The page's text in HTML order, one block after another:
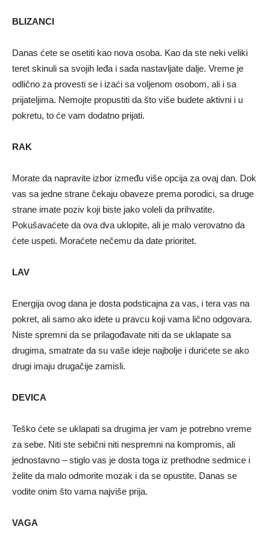
BLIZANCI
Danas ćete se osetiti kao nova osoba. Kao da ste neki veliki
teret skinuli sa svojih leđa i sada nastavljate dalje. Vreme je
odlično za provesti se i izaći sa voljenom osobom, ali i sa
prijateljima. Nemojte propustiti da što više budete aktivni i u
pokretu, to će vam dodatno prijati.
RAK
Morate da napravite izbor između više opcija za ovaj dan. Dok
vas sa jedne strane čekaju obaveze prema porodici, sa druge
strane imate poziv koji biste jako voleli da prihvatite.
Pokušavaćete da ova dva uklopite, ali je malo verovatno da
ćete uspeti. Moraćete nečemu da date prioritet.
LAV
Energija ovog dana je dosta podsticajna za vas, i tera vas na
pokret, ali samo ako idete u pravcu koji vama lično odgovara.
Niste spremni da se prilagođavate niti da se uklapate sa
drugima, smatrate da su vaše ideje najbolje i durićete se ako
drugi imaju drugačije zamisli.
DEVICA
Teško ćete se uklapati sa drugima jer vam je potrebno vreme
za sebe. Niti ste sebični niti nespremni na kompromis, ali
jednostavno – stiglo vas je dosta toga iz prethodne sedmice i
želite da malo odmorite mozak i da se opustite. Danas se
vodite onim što vama najviše prija.
VAGA